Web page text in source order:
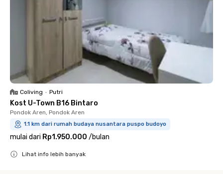
Coliving • Putri
Kost U-Town B16 Bintaro
Pondok Aren, Pondok Aren
1.1 km dari rumah budaya nusantara puspo budoyo
mulai dari Rp1.950.000 /bulan
Lihat info lebih banyak